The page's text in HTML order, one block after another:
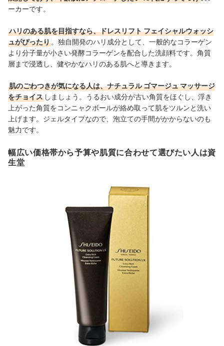
ーカーです。
ハリのある肌を目指すなら、ドレスリフト フェイシャルウォッシ
ュがぴったり 。 独自開発のハリ成分として、 一般的なコラーゲン
より分子量が小さい発酵コラーゲンを配合した洗顔料です。角質
層まで浸透し、健やかなハリのある肌へと導きます。
肌のごわつきが気になる人は、ナチュラル ゴマージュ マッサージ
をチョイス しましょう。うるおい成分が古い角質をほぐし、浮き
上がった角質をコンニャクボールが絡め取って肌をツルンと洗い
上げます。ジェルタイプなので、泡立ての手間がかからないのも
魅力です。
幅広い価格帯から予算や肌質に合わせて選びたい人は資
生堂